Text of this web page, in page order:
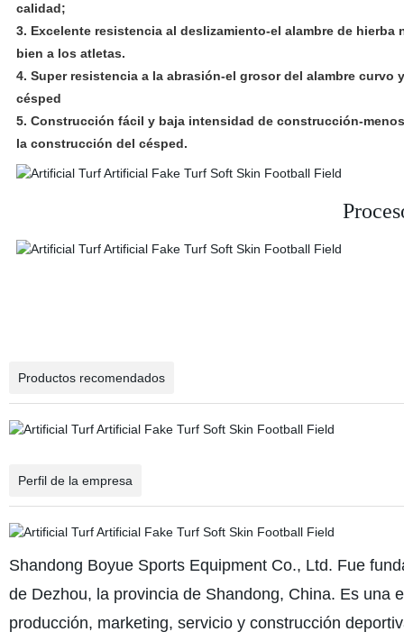
calidad;
3. Excelente resistencia al deslizamiento-el alambre de
bien a los atletas.
4. Super resistencia a la abrasión-el grosor del alambre
césped
5. Construcción fácil y baja intensidad de construcción-
la construcción del césped.
Productos recomendados
Perfil de la empresa
Shandong Boyue Sports Equipment Co., Ltd. Fue
de Dezhou, la provincia de Shandong, China. Es
producción, marketing, servicio y construcción